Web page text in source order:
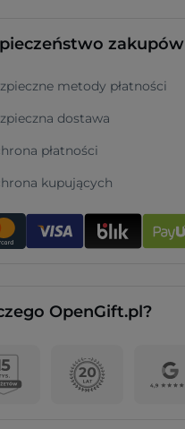
zakupów
metody płatności
dostawa
płatności
kupujących
OpenGift.pl?